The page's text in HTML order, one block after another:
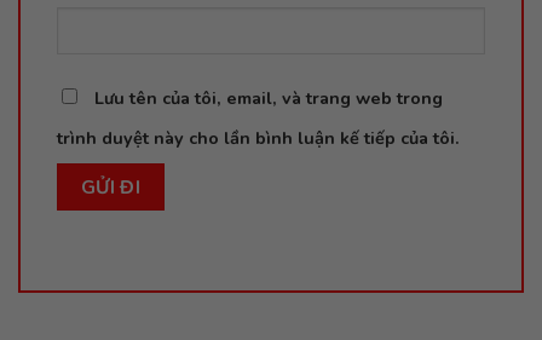
Lưu tên của tôi, email, và trang web trong
trình duyệt này cho lần bình luận kế tiếp của tôi.